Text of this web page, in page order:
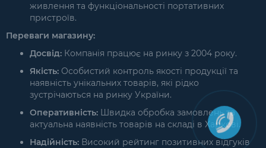
живлення та функціональності портативних
пристроїв.
Переваги магазину:
Досвід: Компанія працює на ринку з 2004 року.
Якість: Особистий контроль якості продукції та
наявність унікальних товарів, які рідко
зустрічаються на ринку України.
Оперативність: Швидка обробка замовлень та
актуальна наявність товарів на складі в Харкові.
Надійність: Високий рейтинг позитивних відгуків